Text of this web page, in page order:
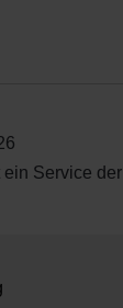
Service der